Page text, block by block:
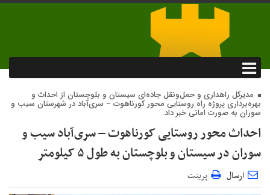
مدیرکل راهداری و حمل‌ونقل جاده‌ای سیستان و بلوچستان از احداث و
بهره‌برداری پروژه راه روستایی محور کورناهوت – سری‌آباد در شهرستان سیب و
سوران به صورت امانی خبر داد.
احداث محور روستایی کورناهوت – سری‌آباد سیب و
سوران در سیستان و بلوچستان به طول ۵ کیلومتر
ارسال پرینت